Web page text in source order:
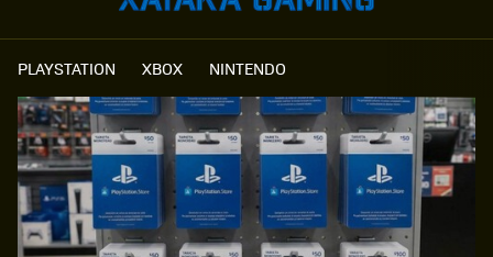
PLAYSTATION XBOX NINTENDO